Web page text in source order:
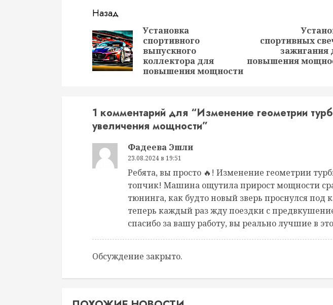
Продолжить
чтение
Назад
Предыдущая
запись:
Установка
спортивного
выпускного
коллектора для
повышения мощности
Следующая
запись:
спортивных
зажигания
повышения
1 комментарий для “Изменение геометрии
увеличения мощности”
Фадеева Эшли
23.08.2024 в 19:51
Ребята, вы просто 🔥! Изменение геометрии
топчик! Машина ощутила прирост мощности
тюнинга, как будто новый зверь проснулся под
теперь каждый раз жду поездки с
спасибо за вашу работу, вы реально лучшие в
Обсуждение закрыто.